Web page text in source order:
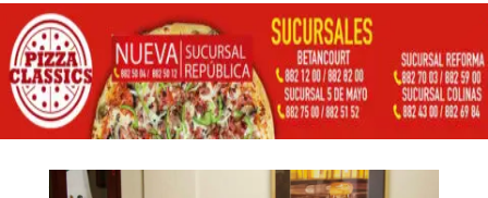
Inicio
RENUNCIA AUDITOR DEL
ESTADO DE SAN LUIS
POTOSI
16 junio, 2017